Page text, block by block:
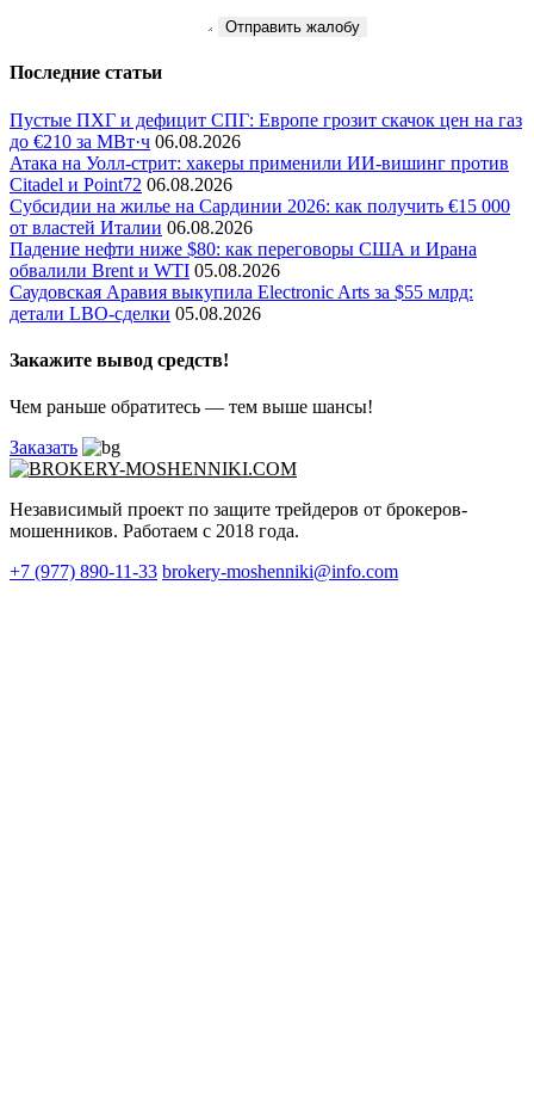
Отправить жалобу
Последние статьи
Пустые ПХГ и дефицит СПГ: Европе грозит скачок цен на газ
до €210 за МВт·ч 06.08.2026
Атака на Уолл-стрит: хакеры применили ИИ-вишинг против
Citadel и Point72 06.08.2026
Субсидии на жилье на Сардинии 2026: как получить €15 000
от властей Италии 06.08.2026
Падение нефти ниже $80: как переговоры США и Ирана
обвалили Brent и WTI 05.08.2026
Саудовская Аравия выкупила Electronic Arts за $55 млрд:
детали LBO-сделки 05.08.2026
Закажите вывод средств!
Чем раньше обратитесь — тем выше шансы!
Заказать
Независимый проект по защите трейдеров от брокеров-
мошенников. Работаем с 2018 года.
+7 (977) 890-11-33 brokery-moshenniki@info.com